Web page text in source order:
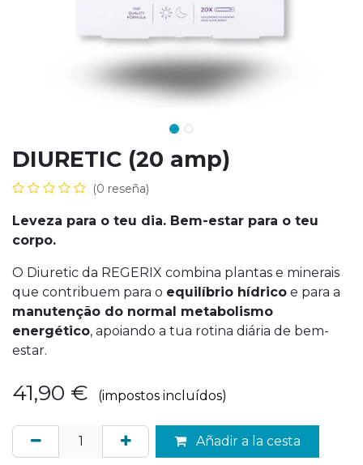
DIURETIC (20 amp)
(0 reseña)
Leveza para o teu dia. Bem-estar para o teu
corpo.
O Diuretic da REGERIX combina plantas e minerais
que contribuem para o equilíbrio hídrico e para a
manutenção do normal metabolismo
energético, apoiando a tua rotina diária de bem-
estar.
41,90 € (impostos incluídos)
Añadir a la cesta